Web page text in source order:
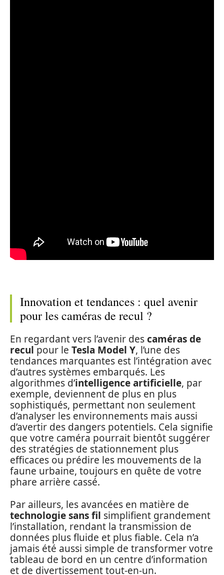
Innovation et tendances : quel avenir
pour les caméras de recul ?
En regardant vers l’avenir descaméras de
recul pour le Tesla Model Y, l’une des
tendances marquantes est l’intégration avec
d’autres systèmes embarqués. Les
algorithmes d’intelligence artificielle, par
exemple, deviennent de plus en plus
sophistiqués, permettant non seulement
d’analyser les environnements mais aussi
d’avertir des dangers potentiels. Cela signifie
que votre caméra pourrait bientôt suggérer
des stratégies de stationnement plus
efficaces ou prédire les mouvements de la
faune urbaine, toujours en quête de votre
phare arrière cassé.
Par ailleurs, les avancées en matière de
technologie sans fil simplifient grandement
l’installation, rendant la transmission de
données plus fluide et plus fiable. Cela n’a
jamais été aussi simple de transformer votre
tableau de bord en un centre d’information
et de divertissement tout-en-un.